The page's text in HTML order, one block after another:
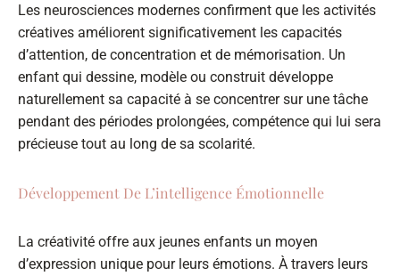
Les neurosciences modernes confirment que les activités
créatives améliorent significativement les capacités
d’attention, de concentration et de mémorisation. Un
enfant qui dessine, modèle ou construit développe
naturellement sa capacité à se concentrer sur une tâche
pendant des périodes prolongées, compétence qui lui sera
précieuse tout au long de sa scolarité.
Développement De L’intelligence Émotionnelle
La créativité offre aux jeunes enfants un moyen
d’expression unique pour leurs émotions. À travers leurs